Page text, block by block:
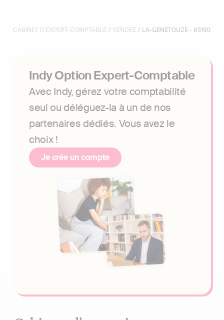
CABINET D'EXPERT-COMPTABLE / VENDEE / LA-GENETOUZE - 85190
Indy Option Expert-Comptable
Avec Indy, gérez votre comptabilité
seul ou déléguez-la à un de nos
partenaires dédiés. Vous avez le
choix !
Je crée un compte